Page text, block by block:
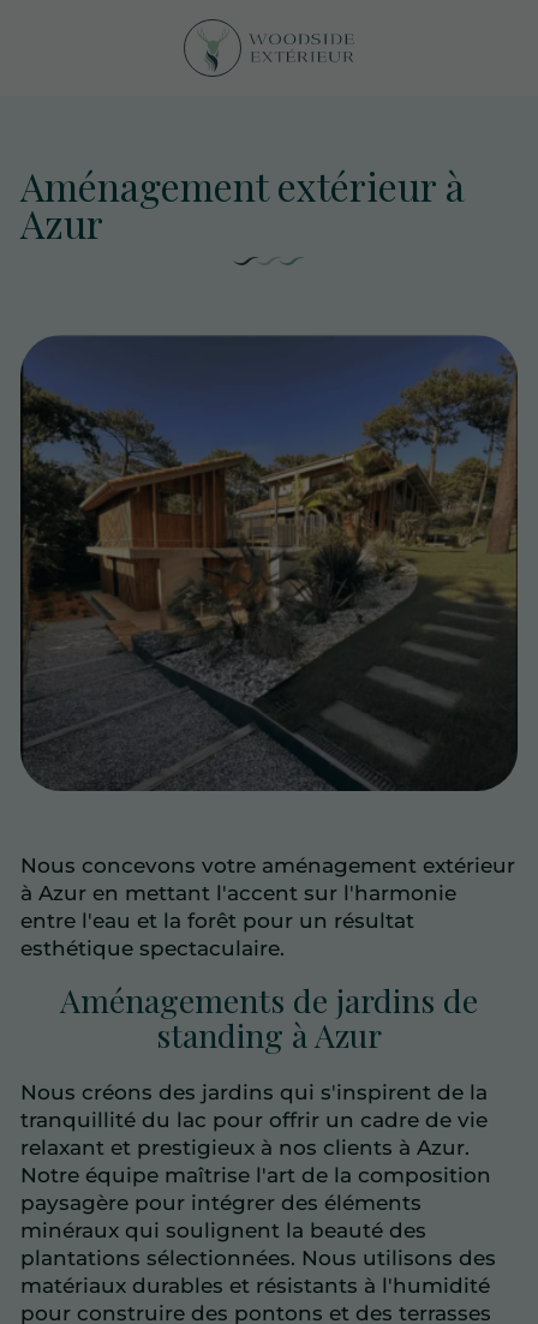
Aménagement extérieur à
Azur
Nous concevons votre aménagement extérieur
à Azur en mettant l'accent sur l'harmonie
entre l'eau et la forêt pour un résultat
esthétique spectaculaire.
Aménagements de jardins de
standing à Azur
Nous créons des jardins qui s'inspirent de la
tranquillité du lac pour offrir un cadre de vie
relaxant et prestigieux à nos clients à Azur.
Notre équipe maîtrise l'art de la composition
paysagère pour intégrer des éléments
minéraux qui soulignent la beauté des
plantations sélectionnées. Nous utilisons des
matériaux durables et résistants à l'humidité
pour construire des pontons et des terrasses